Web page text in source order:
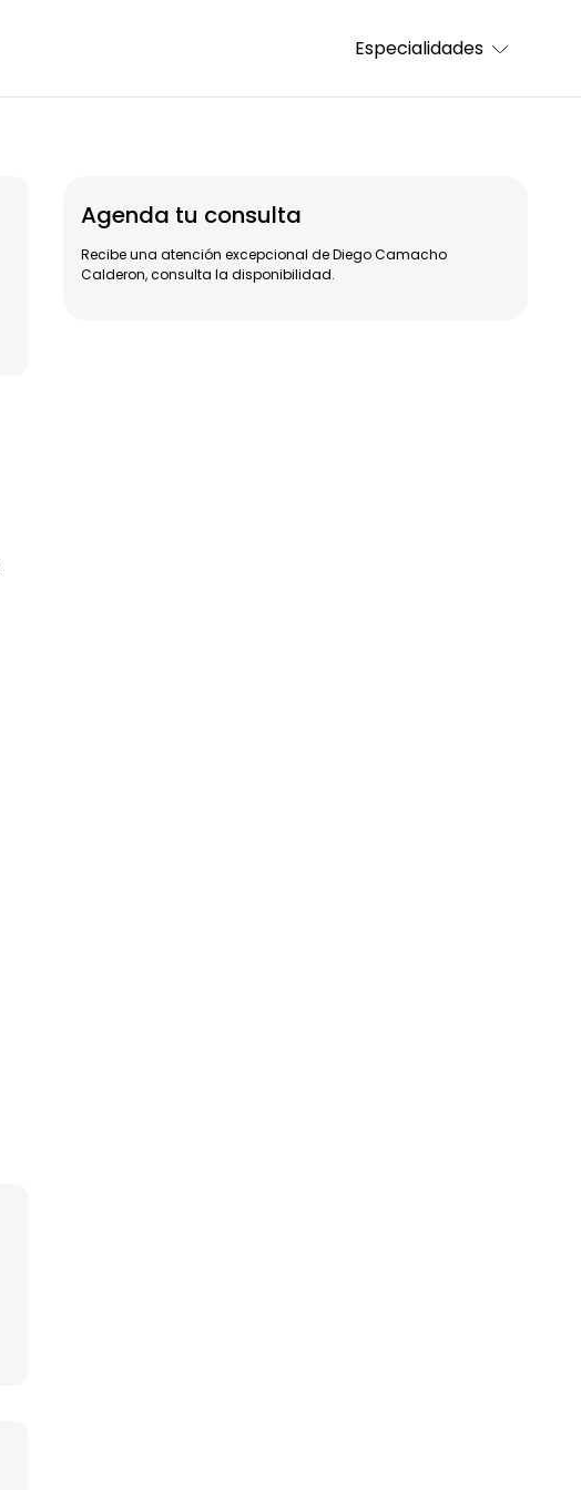
Especialidades
Agenda tu consulta
Recibe una atención excepcional de Diego Camacho
Calderon, consulta la disponibilidad.